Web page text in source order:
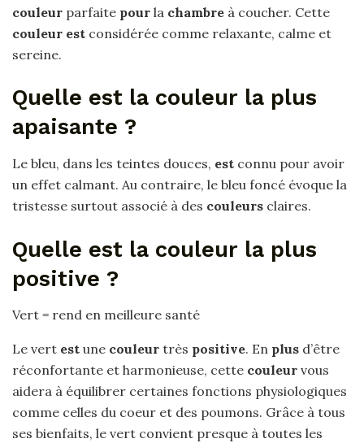
couleur parfaite pour la chambre à coucher. Cette
couleur est considérée comme relaxante, calme et
sereine.
Quelle est la couleur la plus
apaisante ?
Le bleu, dans les teintes douces, est connu pour avoir
un effet calmant. Au contraire, le bleu foncé évoque la
tristesse surtout associé à des couleurs claires.
Quelle est la couleur la plus
positive ?
Vert = rend en meilleure santé
Le vert est une couleur très positive. En plus d’être
réconfortante et harmonieuse, cette couleur vous
aidera à équilibrer certaines fonctions physiologiques
comme celles du coeur et des poumons. Grâce à tous
ses bienfaits, le vert convient presque à toutes les